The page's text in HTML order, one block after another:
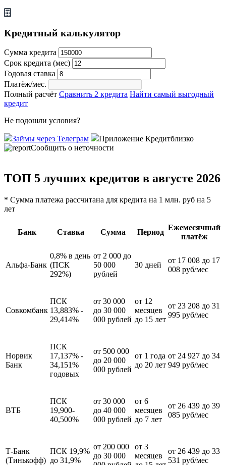
Кредитный калькулятор
Сумма кредита
Срок кредита (мес)
Годовая ставка
Платёж/мес.
Полный расчёт Сравнить 2 кредита Найти самый выгодный
кредит
Не подошли условия?
Займы через Телеграм
Приложение Кредитблизко
Сообщить о неточности
ТОП 5 лучших кредитов в августе 2026
* Сумма платежа рассчитана для кредита на 1 млн. руб на 5
лет
Банк Ставка Сумма Период
Ежемесячный
платёж
Альфа-Банк
0,8% в день
(ПСК
292%)
от 2 000 до
50 000
рублей
30 дней
от 17 008 до 17
008 руб/мес
Совкомбанк
ПСК
13,883% -
29,414%
от 30 000
до 30 000
000 рублей
от 12
месяцев
до 15 лет
от 23 208 до 31
995 руб/мес
Норвик
Банк
ПСК
17,137% -
34,151%
годовых
от 500 000
до 20 000
000 рублей
от 1 года
до 20 лет
от 24 927 до 34
949 руб/мес
ВТБ
ПСК
19,900-
40,500%
от 30 000
до 40 000
000 рублей
от 6
месяцев
до 7 лет
от 26 439 до 39
085 руб/мес
Т-Банк
(Тинькофф)
ПСК 19,9%
до 31,9%
от 200 000
до 30 000
от 3
месяцев
от 26 439 до 33
531 руб/мес